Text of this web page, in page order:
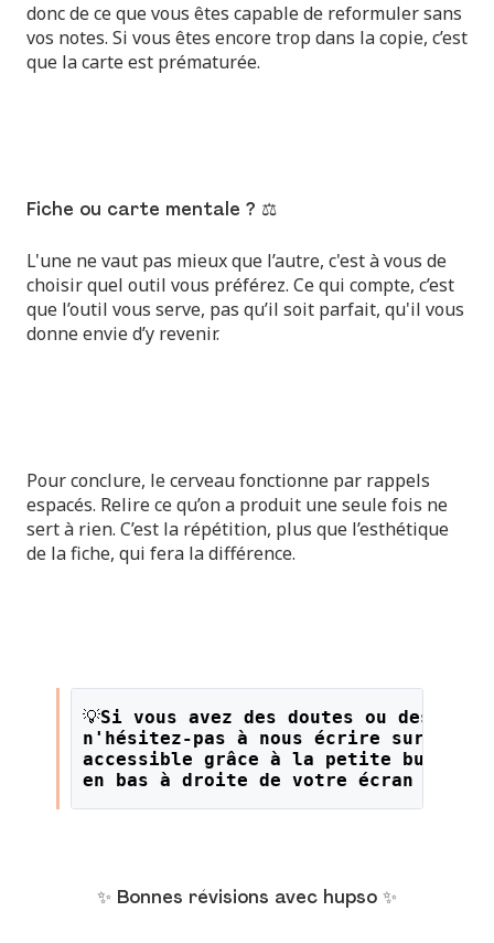
donc de ce que vous êtes capable de reformuler sans
vos notes. Si vous êtes encore trop dans la copie, c’est
que la carte est prématurée.
Fiche ou carte mentale ? ⚖️
L'une ne vaut pas mieux que l’autre, c'est à vous de
choisir quel outil vous préférez. Ce qui compte, c’est
que l’outil vous serve, pas qu’il soit parfait, qu'il vous
donne envie d’y revenir.
Pour conclure, le cerveau fonctionne par rappels
espacés. Relire ce qu’on a produit une seule fois ne
sert à rien. C’est la répétition, plus que l’esthétique
de la fiche, qui fera la différence.
💡Si vous avez des doutes ou des
n'hésitez-pas à nous écrire sur le
accessible grâce à la petite bulle
en bas à droite de votre écran !
✨ Bonnes révisions avec hupso ✨